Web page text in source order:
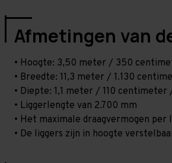
Afmetingen van
• Hoogte: 3,50 meter / 350
• Breedte: 11,3 meter / 1.130
• Diepte: 1,1 meter / 110 centimeter
• Liggerlengte van 2.700 mm
• Het maximale draagvermogen
• De liggers zijn in hoogte